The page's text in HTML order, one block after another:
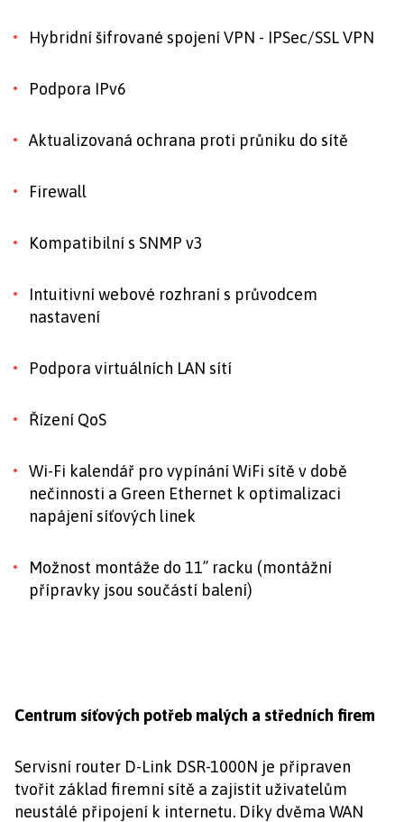
Hybridní šifrované spojení VPN - IPSec/SSL VPN
Podpora IPv6
Aktualizovaná ochrana proti průniku do sítě
Firewall
Kompatibilní s SNMP v3
Intuitivní webové rozhraní s průvodcem
nastavení
Podpora virtuálních LAN sítí
Řízení QoS
Wi-Fi kalendář pro vypínání WiFi sítě v době
nečinnosti a Green Ethernet k optimalizaci
napájení síťových linek
Možnost montáže do 11’’ racku (montážní
přípravky jsou součástí balení)
Centrum síťových potřeb malých a středních firem
Servisní router D-Link DSR-1000N je připraven
tvořit základ firemní sítě a zajistit uživatelům
neustálé připojení k internetu. Díky dvěma WAN